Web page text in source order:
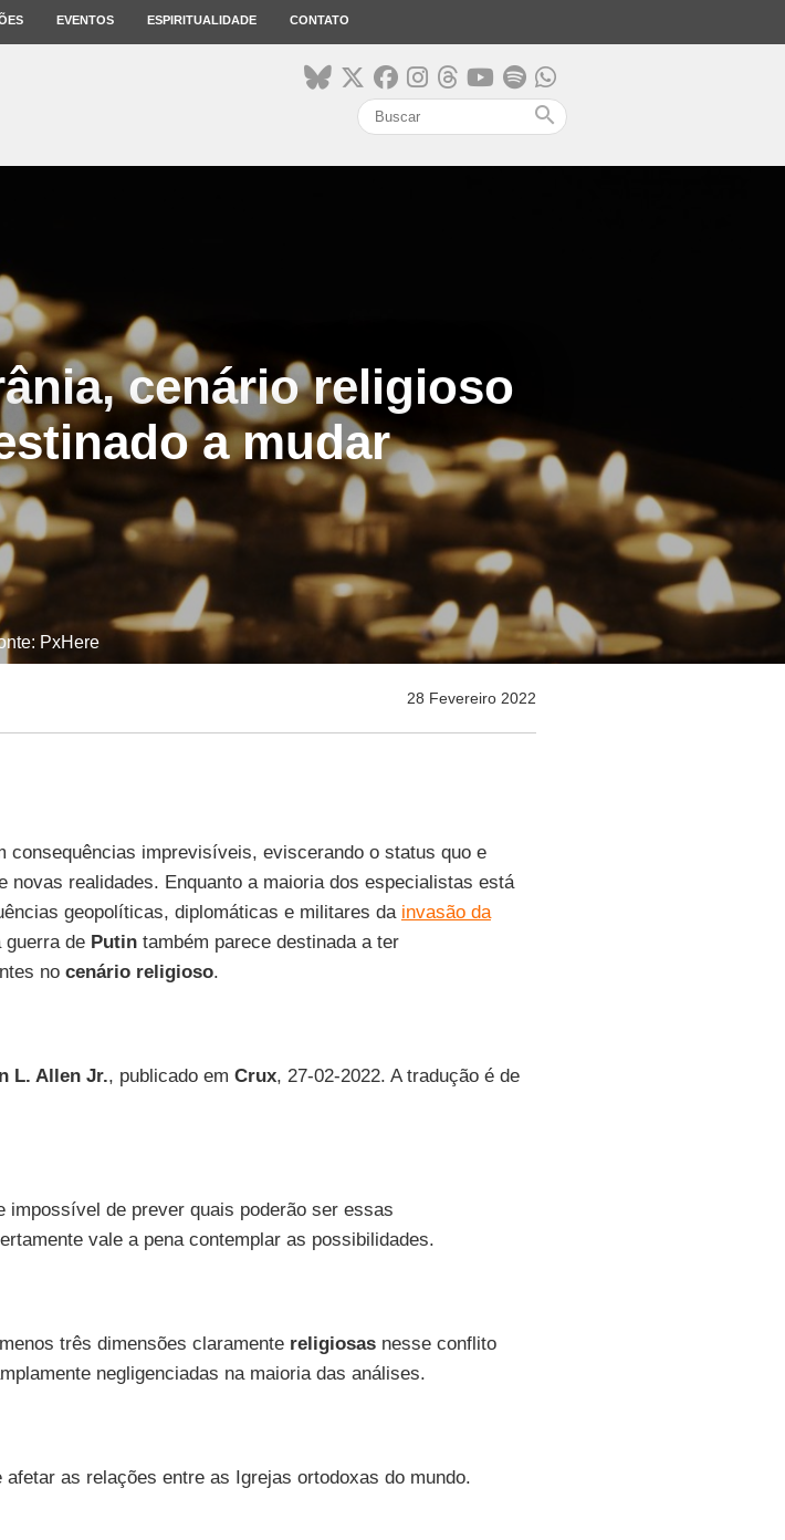
EVENTOS ESPIRITUALIDADE CONTATO
search
cenário religioso
a mudar
PxHere
28 Fevereiro 2022
consequências imprevisíveis, eviscerando o status quo e
novas realidades. Enquanto a maioria dos especialistas está
geopolíticas, diplomáticas e militares da invasão da
guerra de Putintambém parece destinada a ter
no cenário religioso.
L. Allen Jr., publicado em Crux, 27-02-2022. A tradução é de
impossível de prever quais poderão ser essas
vale a pena contemplar as possibilidades.
três dimensões claramente religiosasnesse conflito
negligenciadas na maioria das análises.
afetar as relações entre as Igrejas ortodoxas do mundo.